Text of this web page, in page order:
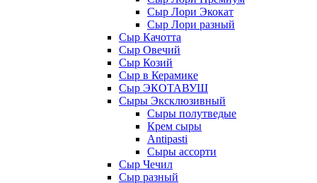
Сыр Лори Экокат
Сыр Лори разный
Сыр Качотта
Сыр Овечий
Сыр Козий
Сыр в Керамике
Сыр ЭКОТАВУШ
Сыры Эксклюзивный
Сыры полутведые
Крем сыры
Antipasti
Сыры ассорти
Сыр Чечил
Сыр разный